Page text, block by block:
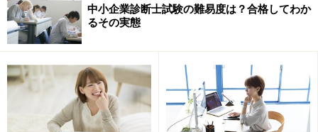
中小企業診断士試験の難易度は？合格してわか
るその実態